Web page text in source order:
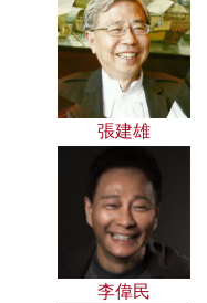
張建雄
李偉民